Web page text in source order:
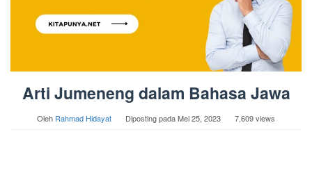
Arti Jumeneng dalam Bahasa Jawa
Oleh Rahmad Hidayat Diposting padaMei 25, 2023 7,609 views